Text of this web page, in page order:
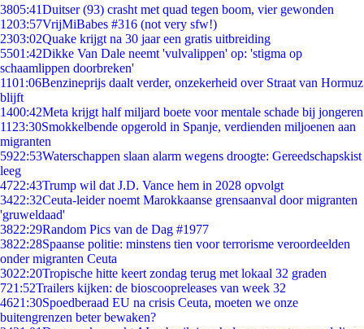
3805:41Duitser (93) crasht met quad tegen boom, vier gewonden
1203:57VrijMiBabes #316 (not very sfw!)
2303:02Quake krijgt na 30 jaar een gratis uitbreiding
5501:42Dikke Van Dale neemt 'vulvalippen' op: 'stigma op
schaamlippen doorbreken'
1101:06Benzineprijs daalt verder, onzekerheid over Straat van Hormuz
blijft
1400:42Meta krijgt half miljard boete voor mentale schade bij jongeren
11 23:30Smokkelbende opgerold in Spanje, verdienden miljoenen aan
migranten
5922:53Waterschappen slaan alarm wegens droogte: Gereedschapskist
leeg
4722:43Trump wil dat J.D. Vance hem in 2028 opvolgt
3422:32Ceuta-leider noemt Marokkaanse grensaanval door migranten
'gruweldaad'
3822:29Random Pics van de Dag #1977
3822:28Spaanse politie: minstens tien voor terrorisme veroordeelden
onder migranten Ceuta
3022:20Tropische hitte keert zondag terug met lokaal 32 graden
721:52Trailers kijken: de bioscoopreleases van week 32
4621:30Spoedberaad EU na crisis Ceuta, moeten we onze
buitengrenzen beter bewaken?